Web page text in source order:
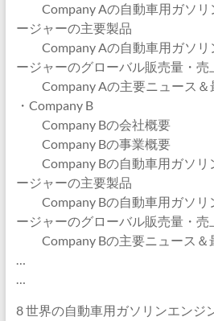
Company Aの自動車用ガソリ
ージャーの主要製品
Company Aの自動車用ガソリ
ージャーのグローバル販売量・売
Company Aの主要ニュース＆
・Company B
Company Bの会社概要
Company Bの事業概要
Company Bの自動車用ガソリ
ージャーの主要製品
Company Bの自動車用ガソリ
ージャーのグローバル販売量・売
Company Bの主要ニュース＆
…
…
8 世界の自動車用ガソリンエンジ